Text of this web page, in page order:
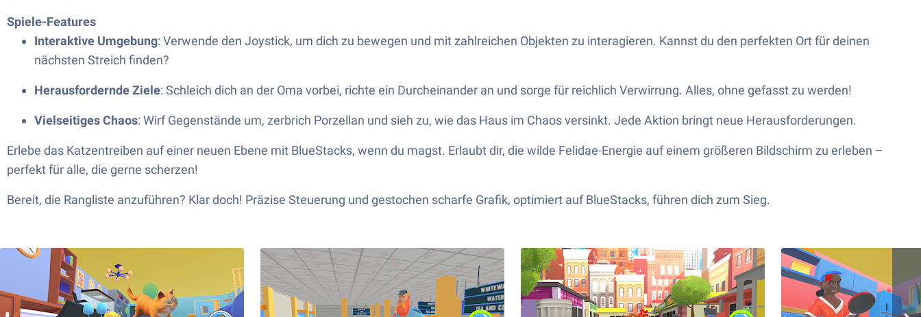
Spiele-Features
Interaktive Umgebung: Verwende den Joystick, um dich zu bewegen und mit zahlreichen Objekten zu interagieren. Kannst du den perfekten Ort für deinen
nächsten Streich finden?
Herausfordernde Ziele: Schleich dich an der Oma vorbei, richte ein Durcheinander an und sorge für reichlich Verwirrung. Alles, ohne gefasst zu werden!
Vielseitiges Chaos: Wirf Gegenstände um, zerbrich Porzellan und sieh zu, wie das Haus im Chaos versinkt. Jede Aktion bringt neue Herausforderungen.
Erlebe das Katzentreiben auf einer neuen Ebene mit BlueStacks, wenn du magst. Erlaubt dir, die wilde Felidae-Energie auf einem größeren Bildschirm zu erleben –
perfekt für alle, die gerne scherzen!
Bereit, die Rangliste anzuführen? Klar doch! Präzise Steuerung und gestochen scharfe Grafik, optimiert auf BlueStacks, führen dich zum Sieg.